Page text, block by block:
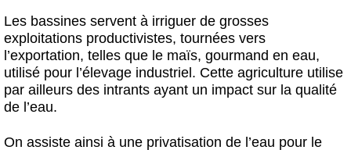
Les bassines servent à irriguer de grosses
exploitations productivistes, tournées vers
l’exportation, telles que le maïs, gourmand en eau,
utilisé pour l’élevage industriel. Cette agriculture utilise
par ailleurs des intrants ayant un impact sur la qualité
de l’eau.
On assiste ainsi à une privatisation de l’eau pour le